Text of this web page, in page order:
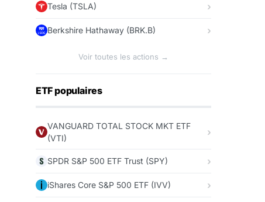
Tesla (TSLA)
Berkshire Hathaway (BRK.B)
Voir toutes les actions →
ETF populaires
VANGUARD TOTAL STOCK MKT ETF
(VTI)
SPDR S&P 500 ETF Trust (SPY)
iShares Core S&P 500 ETF (IVV)